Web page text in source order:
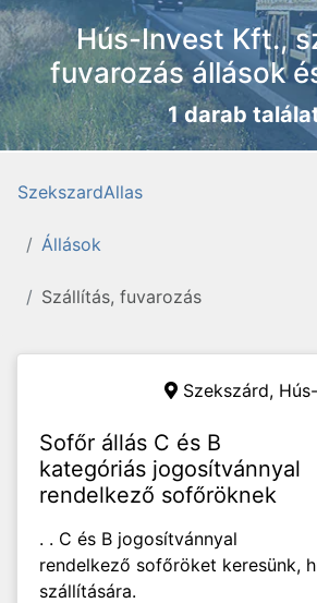
Hús-Invest Kft.,
fuvarozás állások
1 darab
SzekszardAllas
Állások
Szállítás, fuvarozás
Szekszárd,
Sofőr állás C és B
kategóriás jogosítvánnyal
rendelkező sofőröknek
. . C és B jogosítvánnyal
rendelkező sofőröket keresünk,
szállítására.